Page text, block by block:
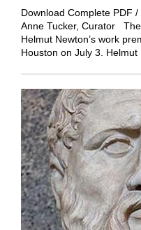
Download Complete PDF
Anne Tucker, Curator
Helmut Newton’s work
Houston on July 3.